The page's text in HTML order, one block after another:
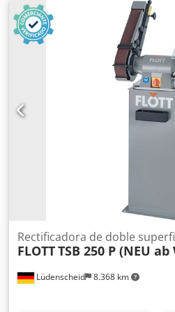
Lüdenscheid 8.368 km
Rectificadora de doble
FLOTTTSB 250 P (NEU